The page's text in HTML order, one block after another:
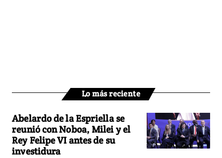
Lo más reciente
Abelardo de la Espriella se
reunió con Noboa, Milei y el
Rey Felipe VI antes de su
investidura